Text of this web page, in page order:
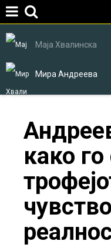
Маја Хвалинска
Мира Андреева
here
како